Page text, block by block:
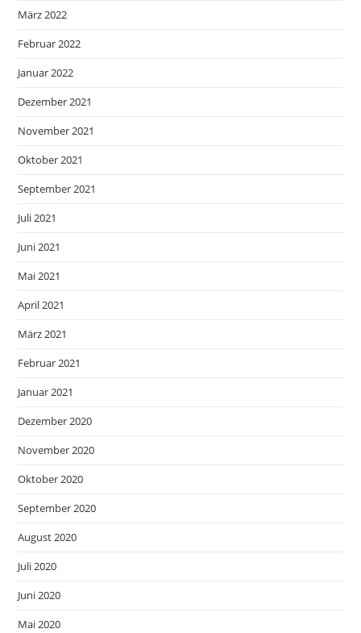
März 2022
Februar 2022
Januar 2022
Dezember 2021
November 2021
Oktober 2021
September 2021
Juli 2021
Juni 2021
Mai 2021
April 2021
März 2021
Februar 2021
Januar 2021
Dezember 2020
November 2020
Oktober 2020
September 2020
August 2020
Juli 2020
Juni 2020
Mai 2020